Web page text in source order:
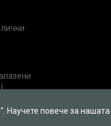
Научете повече за нашата